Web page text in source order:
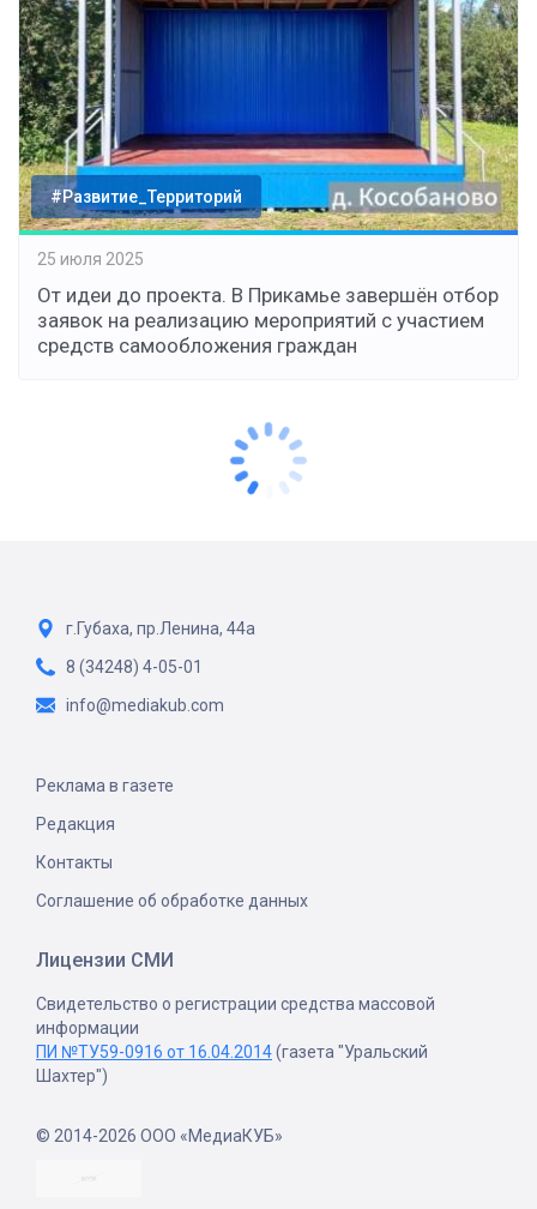
#Развитие_Территорий
25 июля 2025
От идеи до проекта. В Прикамье завершён отбор
заявок на реализацию мероприятий с участием
средств самообложения граждан
г.Губаха, пр.Ленина, 44а
8 (34248) 4-05-01
info@mediakub.com
Реклама в газете
Редакция
Контакты
Соглашение об обработке данных
Лицензии СМИ
Свидетельство о регистрации средства массовой
информации
ПИ №ТУ59-0916 от 16.04.2014(газета "Уральский
Шахтер")
© 2014-2026 ООО «МедиаКУБ»